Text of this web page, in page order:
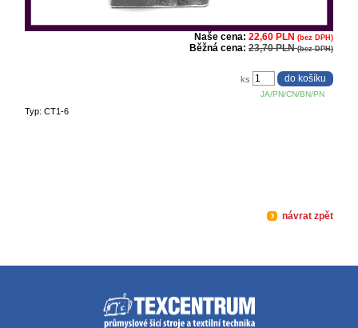
Naše cena: 22,60 PLN (bez DPH)
Běžná cena: 23,70 PLN(bez DPH)
JA/PN/CN/BN/PN
ks
Typ: CT1-6
návrat zpět